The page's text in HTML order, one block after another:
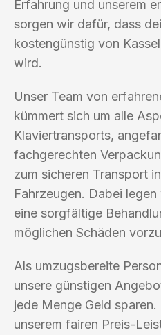
Erfahrung und unserem
sorgen wir dafür, dass
kostengünstig von
wird.
Unser Team von
kümmert sich um alle
Klaviertransports,
fachgerechten
zum sicheren Transport
Fahrzeugen. Dabei
eine sorgfältige
möglichen Schäden
Als umzugsbereite
unsere günstigen
jede Menge Geld
unserem fairen Preis-